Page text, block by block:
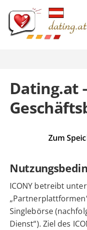
Dating.at
Zum
ICONY betreibt
Singlebörse
Dienst“). Ziel des